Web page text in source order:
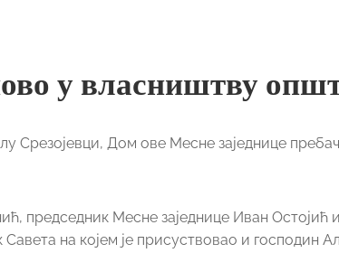
у власништву
Срезојевци, Дом ове Месне заједнице
председник Месне заједнице Иван Остојић
на којем је присуствовао и господин